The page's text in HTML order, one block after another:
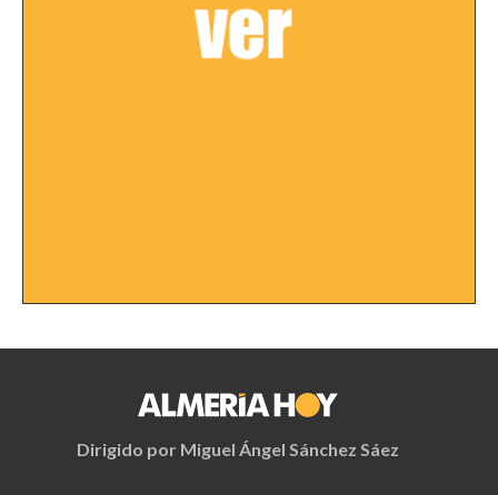
Dirigido por Miguel Ángel Sánchez Sáez